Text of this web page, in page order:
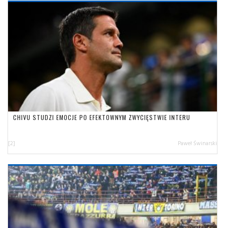
CHIVU STUDZI EMOCJE PO EFEKTOWNYM ZWYCIĘSTWIE INTERU
[2] Paweł Świnarski